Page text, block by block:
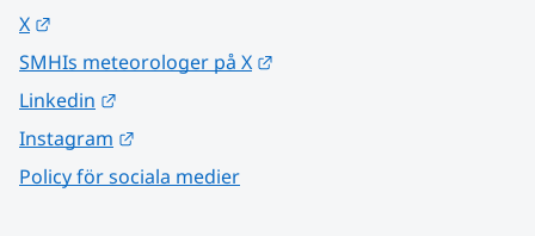
X
SMHIs meteorologer på X
Linkedin
Instagram
Policy för sociala medier